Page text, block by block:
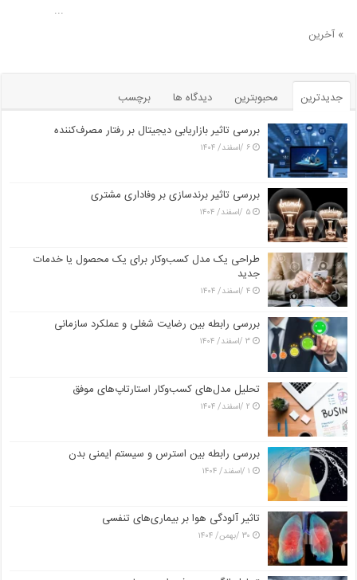
...
» آخرین
جدیدترین محبوبترین دیدگاه ها
برچسب
بررسی تاثیر بازاریابی دیجیتال بر رفتار مصرف‌کننده
۶ /اسفند/ ۱۴۰۴
بررسی تاثیر برندسازی بر وفاداری مشتری
۵ /اسفند/ ۱۴۰۴
طراحی یک مدل کسب‌وکار برای یک محصول یا خدمات
جدید
۴ /اسفند/ ۱۴۰۴
بررسی رابطه بین رضایت شغلی و عملکرد سازمانی
۳ /اسفند/ ۱۴۰۴
تحلیل مدل‌های کسب‌وکار استارتاپ‌های موفق
۲ /اسفند/ ۱۴۰۴
بررسی رابطه بین استرس و سیستم ایمنی بدن
۱ /اسفند/ ۱۴۰۴
تاثیر آلودگی هوا بر بیماری‌های تنفسی
۳۰ /بهمن/ ۱۴۰۴